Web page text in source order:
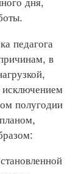
педагога
в
полугодии